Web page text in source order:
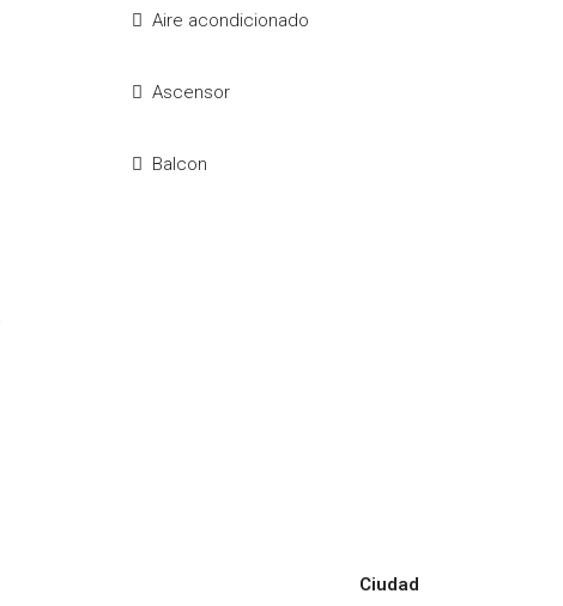
Aire acondicionado
Ascensor
Balcon
Ciudad